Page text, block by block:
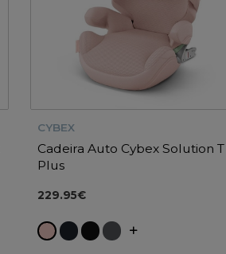
CYBEX
Cadeira Auto Cybex Solution T
Plus
229.95€